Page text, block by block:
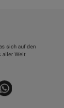
sich auf den
aller Welt